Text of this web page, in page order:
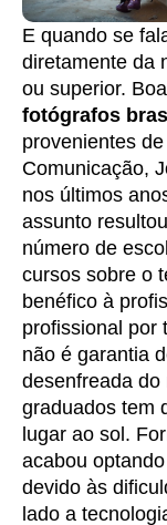
E quando se
diretamente da
ou superior.
fotógrafos
provenientes
Comunicação,
nos últimos
assunto
número de
cursos sobre o
benéfico à
profissional por
não é garantia
desenfreada
graduados tem
lugar ao sol.
acabou
devido às
lado a